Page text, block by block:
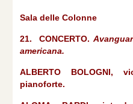
Sala delle Colonne
21. CONCERTO.
americana.
ALBERTO BOLOGNI,
pianoforte.